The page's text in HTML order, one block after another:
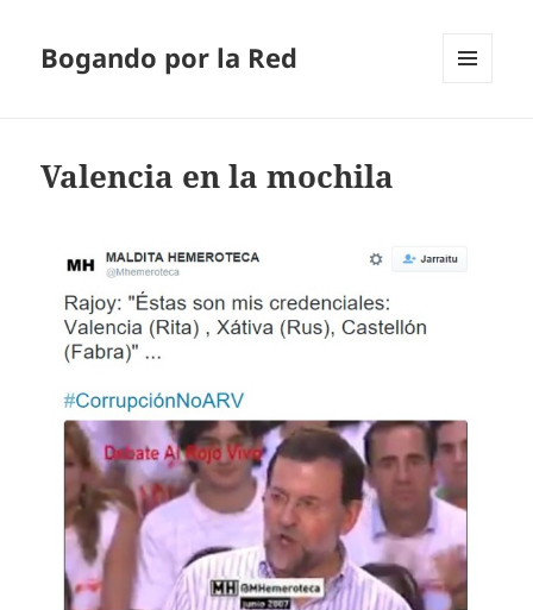
Bogando por la Red
Valencia en la mochila